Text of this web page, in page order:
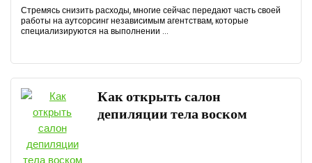
Стремясь снизить расходы, многие сейчас передают часть своей
работы на аутсорсинг независимым агентствам, которые
специализируются на выполнении ...
Как открыть салон
депиляции тела воском